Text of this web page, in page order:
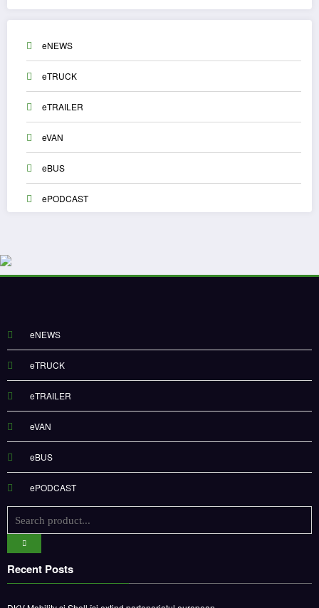
eNEWS
eTRUCK
eTRAILER
eVAN
eBUS
ePODCAST
eNEWS
eTRUCK
eTRAILER
eVAN
eBUS
ePODCAST
Recent Posts